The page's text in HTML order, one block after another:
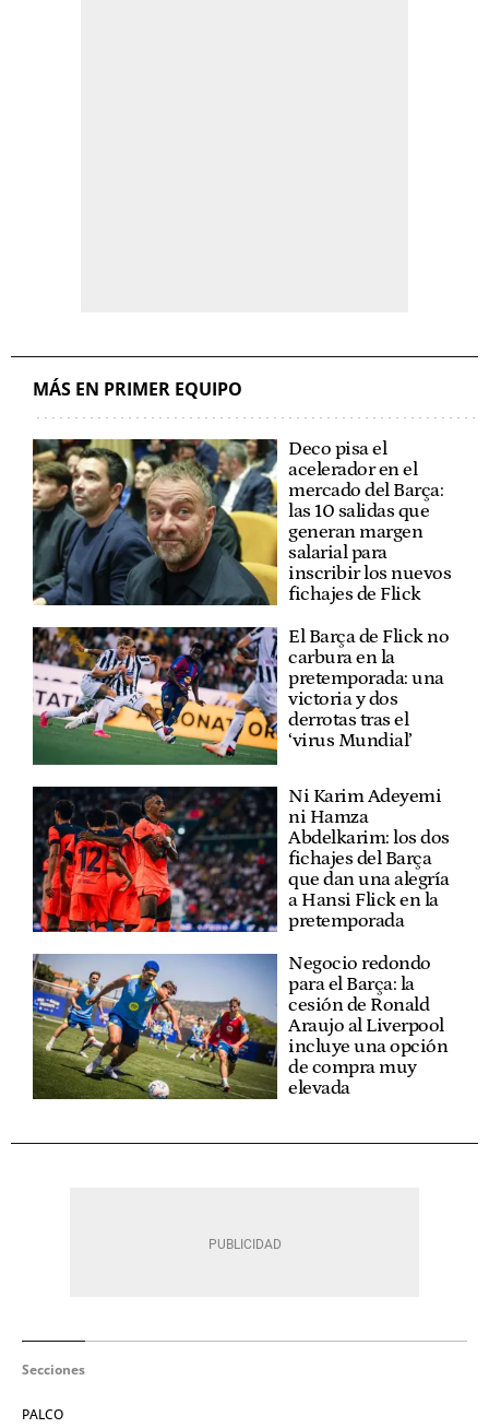
MÁS EN PRIMER EQUIPO
Deco pisa el
acelerador en el
mercado del Barça:
las 10 salidas que
generan margen
salarial para
inscribir los nuevos
fichajes de Flick
El Barça de Flick no
carbura en la
pretemporada: una
victoria y dos
derrotas tras el
‘virus Mundial’
Ni Karim Adeyemi
ni Hamza
Abdelkarim: los dos
fichajes del Barça
que dan una alegría
a Hansi Flick en la
pretemporada
Negocio redondo
para el Barça: la
cesión de Ronald
Araujo al Liverpool
incluye una opción
de compra muy
elevada
Secciones
PALCO